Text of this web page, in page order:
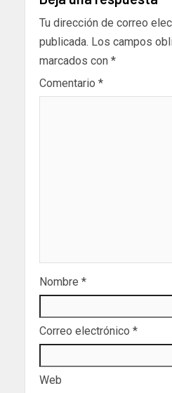
Tu dirección de correo
publicada. Los campos
marcados con *
Comentario *
Nombre *
Correo electrónico *
Web